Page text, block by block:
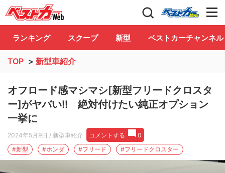
自動車情報誌「ベストカー」 Club
ランキング スクープ 新型 ベストカーチャンネル
TOP > 新型車紹介
オフロード感マシマシ[新型フリードクロスタ
ー]がヤバい!! 絶対付けたい純正オプション
一挙に
2024年5月9日 / 新型車紹介 コメントする
0
#新型
#ホンダ #フリード #フリードクロスター